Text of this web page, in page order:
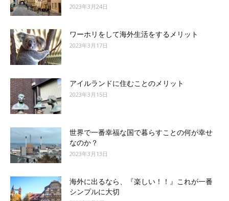
2023年3月24日
ワーホリをして海外生活をするメリット
2023年3月17日
アイルランドに住むことのメリット
2023年3月15日
世界で一番幸福な国で暮らすことの何が幸せ
なのか？
2023年3月13日
海外に出るなら、『楽しい！！』これが一番
シンプルに大切